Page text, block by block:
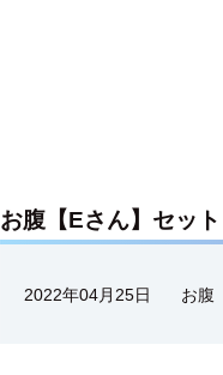
お腹【Eさん】セット
2022年04月25日 お腹